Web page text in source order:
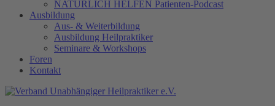
NATÜRLICH HELFEN Patienten-Podcast
Ausbildung
Aus- & Weiterbildung
Ausbildung Heilpraktiker
Seminare & Workshops
Foren
Kontakt